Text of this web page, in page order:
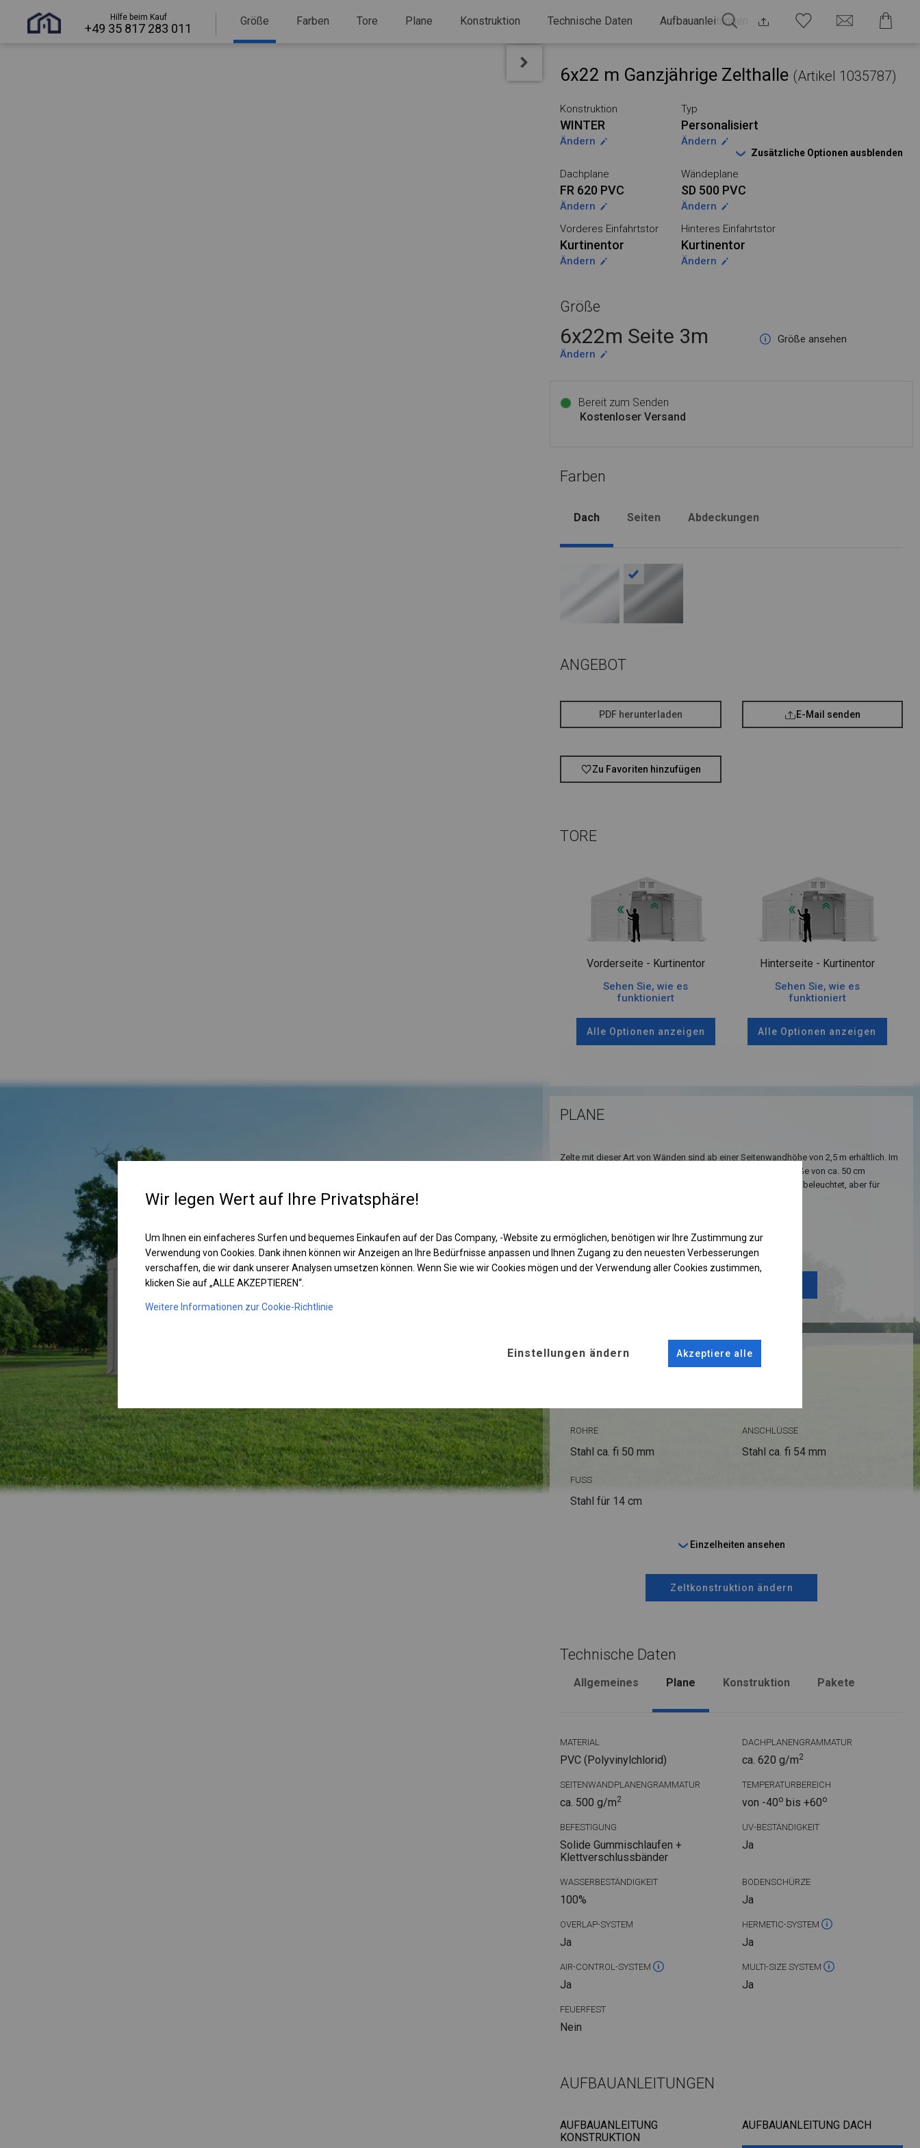
Hilfe beim Kauf
+49 35 817 283 011
Größe Farben Tore Plane Konstruktion Technische Daten Aufbauanleitungen
6x22 m Ganzjährige Zelthalle (Artikel 1035787)
Konstruktion
WINTER
Ändern
Typ
Personalisiert
Ändern
Zusätzliche Optionen ausblenden
Dachplane
FR 620 PVC
Ändern
Wändeplane
SD 500 PVC
Ändern
Vorderes Einfahrtstor
Kurtinentor
Ändern
Hinteres Einfahrtstor
Kurtinentor
Ändern
Größe
6x22m Seite 3m
Größe ansehen
Ändern
Bereit zum Senden
Kostenloser Versand
Farben
Dach Seiten Abdeckungen
ANGEBOT
PDF herunterladen E-Mail senden
Zu Favoriten hinzufügen
TORE
Vorderseite - Kurtinentor
Sehen Sie, wie es
funktioniert
Alle Optionen anzeigen
Hinterseite - Kurtinentor
Sehen Sie, wie es
funktioniert
Alle Optionen anzeigen
PLANE
Zelte mit dieser Art von Wänden sind ab einer Seitenwandhöhe von 2,5 m erhältlich. Im
oberen Teil der Seitenwände sind runde Fenster mit einer Größe von ca. 50 cm
angebracht. Dank dieser Platzierung ist das Innere des Zeltes beleuchtet, aber für
Einzelheiten ansehen
KONSTRUKTION
ROHRE
Stahl ca. fi 50 mm
ANSCHLÜSSE
Stahl ca. fi 54 mm
FUSS
Stahl für 14 cm
Einzelheiten ansehen
Zeltkonstruktion ändern
Technische Daten
Allgemeines Plane Konstruktion Pakete
MATERIAL
PVC (Polyvinylchlorid)
DACHPLANENGRAMMATUR
ca. 620 g/m2
SEITENWANDPLANENGRAMMATUR
ca. 500 g/m2
TEMPERATURBEREICH
von -40obis +60o
BEFESTIGUNG
Solide Gummischlaufen +
Klettverschlussbänder
UV-BESTÄNDIGKEIT
Ja
WASSERBESTÄNDIGKEIT
100%
BODENSCHÜRZE
Ja
OVERLAP-SYSTEM
Ja
HERMETIC-SYSTEM
Ja
AIR-CONTROL-SYSTEM
Ja
MULTI-SIZE SYSTEM
Ja
FEUERFEST
Nein
AUFBAUANLEITUNGEN
AUFBAUANLEITUNG
KONSTRUKTION
AUFBAUANLEITUNG DACH
Wir legen Wert auf Ihre Privatsphäre!
Um Ihnen ein einfacheres Surfen und bequemes Einkaufen auf der Das Company, -Website zu ermöglichen, benötigen wir Ihre Zustimmung zur
Verwendung von Cookies. Dank ihnen können wir Anzeigen an Ihre Bedürfnisse anpassen und Ihnen Zugang zu den neuesten Verbesserungen
verschaffen, die wir dank unserer Analysen umsetzen können. Wenn Sie wie wir Cookies mögen und der Verwendung aller Cookies zustimmen,
klicken Sie auf „ALLE AKZEPTIEREN“.
Weitere Informationen zur Cookie-Richtlinie
Einstellungen ändern Akzeptiere alle